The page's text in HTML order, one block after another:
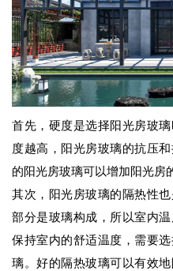
首先，硬度是选择阳光房玻
度越高，阳光房玻璃的抗压
的阳光房玻璃可以增加阳光房
其次，阳光房玻璃的隔热性
部分是玻璃构成，所以室内
保持室内的舒适温度，需要
璃。好的隔热玻璃可以有效